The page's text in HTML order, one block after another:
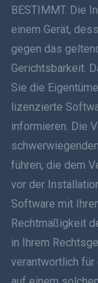
हिंदी
עברית
BESTIMMT. Die
einem Gerät,
gegen das
Gerichtsbarkeit.
Sie die
lizenzierte
informieren. Die
führen, die dem
vor der
Software mit
Rechtmäßigkeit
in Ihrem
verantwortlich